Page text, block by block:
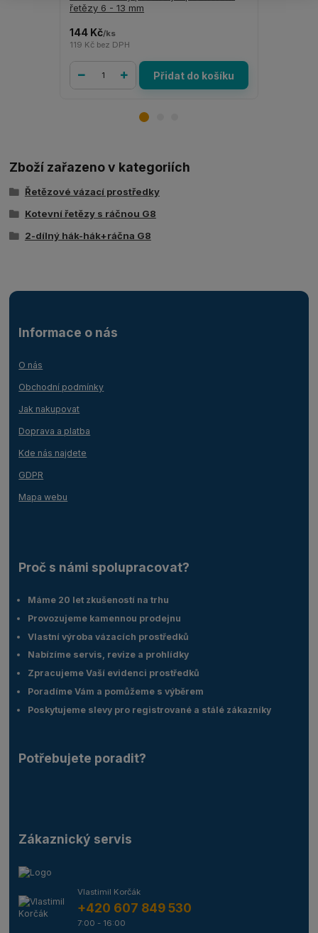
řetězy 6 - 13 mm
144 Kč/ks
119 Kč bez DPH
Přidat do košíku
Zboží zařazeno v kategoriích
Řetězové vázací prostředky
Kotevní řetězy s ráčnou G8
2-dílný hák-hák+ráčna G8
Informace o nás
O nás
Obchodní podmínky
Jak nakupovat
Doprava a platba
Kde nás najdete
GDPR
Mapa webu
Proč s námi spolupracovat?
Máme 20 let zkušeností na trhu
Provozujeme kamennou prodejnu
Vlastní výroba vázacích prostředků
Nabízíme servis, revize a prohlídky
Zpracujeme Vaší evidenci prostředků
Poradíme Vám a pomůžeme s výběrem
Poskytujeme slevy pro registrované a stálé zákazníky
Potřebujete poradit?
Zákaznický servis
Vlastimil Korčák
+420 607 849 530
7:00 - 16:00